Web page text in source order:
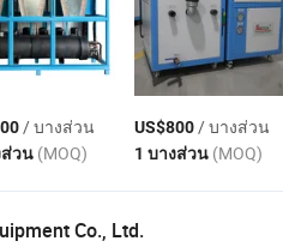
/ บางส่วน
ส่วน (MOQ)
US$800/ บางส่วน
1 บางส่วน (MOQ)
Co., Ltd.